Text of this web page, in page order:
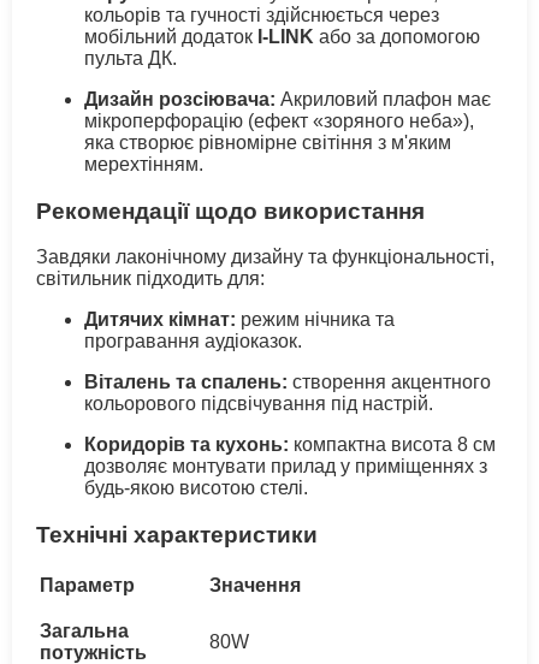
кольорів та гучності здійснюється через
мобільний додаток I-LINK або за допомогою
пульта ДК.
Дизайн розсіювача: Акриловий плафон має
мікроперфорацію (ефект «зоряного неба»),
яка створює рівномірне світіння з м'яким
мерехтінням.
Рекомендації щодо використання
Завдяки лаконічному дизайну та функціональності,
світильник підходить для:
Дитячих кімнат: режим нічника та
програвання аудіоказок.
Віталень та спалень: створення акцентного
кольорового підсвічування під настрій.
Коридорів та кухонь: компактна висота 8 см
дозволяє монтувати прилад у приміщеннях з
будь-якою висотою стелі.
Технічні характеристики
Параметр Значення
Загальна
потужність
80W